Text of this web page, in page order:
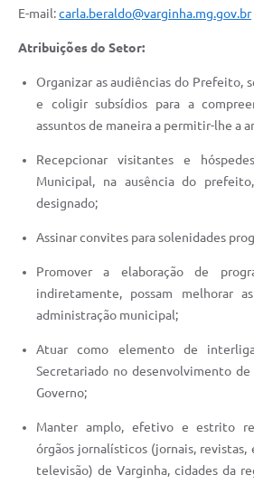
E-mail:carla.beraldo@varginha.mg.gov.br
Atribuições do Setor:
Organizar as audiências do Prefeito,
e coligir subsídios para a
assuntos de maneira a permitir-lhe a
Recepcionar visitantes e
Municipal, na ausência do
designado;
Assinar convites para solenidades
Promover a elaboração de
indiretamente, possam melhorar
administração municipal;
Atuar como elemento de
Secretariado no desenvolvimento
Governo;
Manter amplo, efetivo e estrito
órgãos jornalísticos (jornais, revistas,
televisão) de Varginha, cidades da